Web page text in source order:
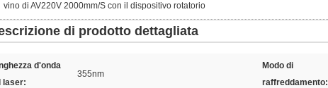
vino di AV220V 2000mm/S con il dispositivo rotatorio
di prodotto dettagliata
d'onda
laser:
355nm
Modo di
raffreddamento: